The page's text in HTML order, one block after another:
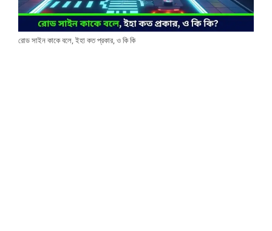
রোড সাইন কাকে বলে, ইহা কত প্রকার, ও কি কি